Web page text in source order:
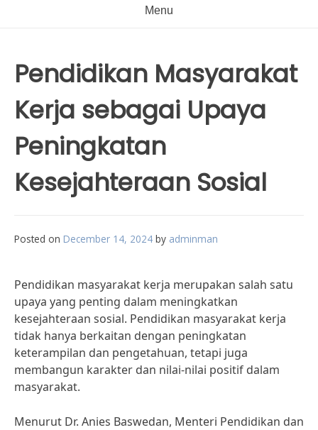
Menu
Pendidikan Masyarakat
Kerja sebagai Upaya
Peningkatan
Kesejahteraan Sosial
Posted on December 14, 2024 by adminman
Pendidikan masyarakat kerja merupakan salah satu
upaya yang penting dalam meningkatkan
kesejahteraan sosial. Pendidikan masyarakat kerja
tidak hanya berkaitan dengan peningkatan
keterampilan dan pengetahuan, tetapi juga
membangun karakter dan nilai-nilai positif dalam
masyarakat.
Menurut Dr. Anies Baswedan, Menteri Pendidikan dan